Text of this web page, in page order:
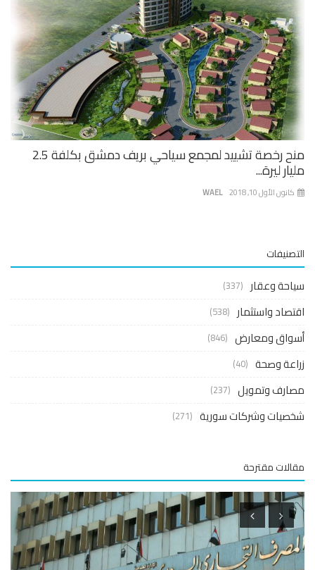
منح رخصة تشييد لمجمع سياحي بريف دمشق بكلفة 2.5
ليرة...
WAEL الأول 10, 2018
وعقار (337)
واستثمار (538)
ومعارض (846)
وصحة (40)
وتمويل (237)
وشركات سورية (271)
مقترحة